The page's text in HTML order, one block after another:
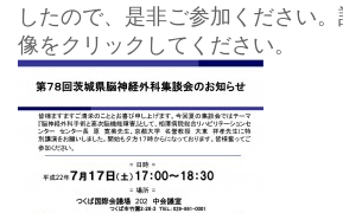
したので、是非ご参加ください
像をクリックしてください。